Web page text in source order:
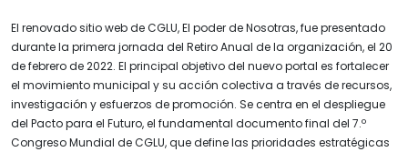
El renovado sitio web de CGLU, El poder de Nosotras, fue presentado
durante la primera jornada del Retiro Anual de la organización, el 20
de febrero de 2022. El principal objetivo del nuevo portal es fortalecer
el movimiento municipal y su acción colectiva a través de recursos,
investigación y esfuerzos de promoción. Se centra en el despliegue
del Pacto para el Futuro, el fundamental documento final del 7.º
Congreso Mundial de CGLU, que define las prioridades estratégicas